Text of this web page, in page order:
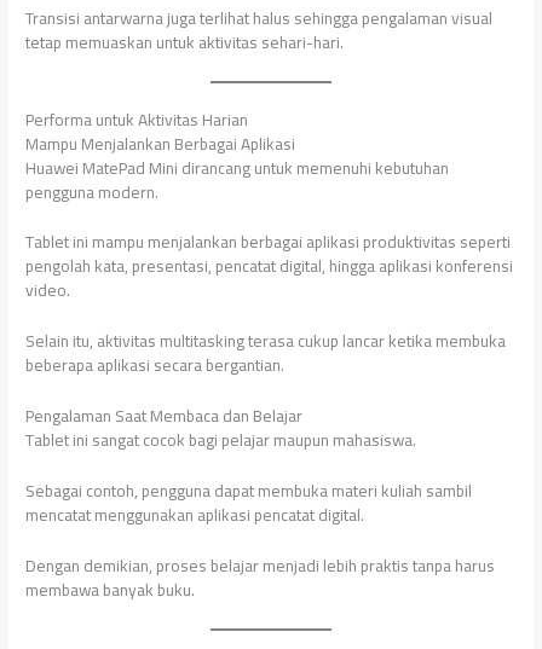
Transisi antarwarna juga terlihat halus sehingga pengalaman visual
tetap memuaskan untuk aktivitas sehari-hari.
Performa untuk Aktivitas Harian
Mampu Menjalankan Berbagai Aplikasi
Huawei MatePad Mini dirancang untuk memenuhi kebutuhan
pengguna modern.
Tablet ini mampu menjalankan berbagai aplikasi produktivitas seperti
pengolah kata, presentasi, pencatat digital, hingga aplikasi konferensi
video.
Selain itu, aktivitas multitasking terasa cukup lancar ketika membuka
beberapa aplikasi secara bergantian.
Pengalaman Saat Membaca dan Belajar
Tablet ini sangat cocok bagi pelajar maupun mahasiswa.
Sebagai contoh, pengguna dapat membuka materi kuliah sambil
mencatat menggunakan aplikasi pencatat digital.
Dengan demikian, proses belajar menjadi lebih praktis tanpa harus
membawa banyak buku.